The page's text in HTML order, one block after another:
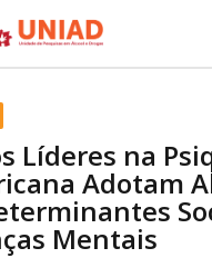
Líderes na
Adotam
Mentais